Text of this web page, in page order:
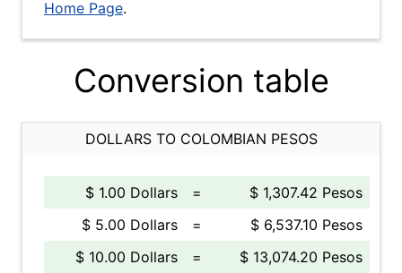
Home Page.
Conversion table
DOLLARS TO COLOMBIAN PESOS
$ 1.00 Dollars =
$ 1,307.42 Pesos
$ 5.00 Dollars
=
$ 6,537.10 Pesos
$ 10.00 Dollars
=
$ 13,074.20 Pesos